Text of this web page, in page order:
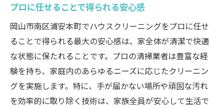
プロに任せることで得られる安心感
岡山市南区浦安本町でハウスクリーニングをプロに任せ
ることで得られる最大の安心感は、家全体が清潔で快適
な状態に保たれることです。プロの清掃業者は豊富な経
験を持ち、家庭内のあらゆるニーズに応じたクリーニン
グを実施します。特に、手が届かない場所や頑固な汚れ
を効率的に取り除く技術は、家族全員が安心して生活で